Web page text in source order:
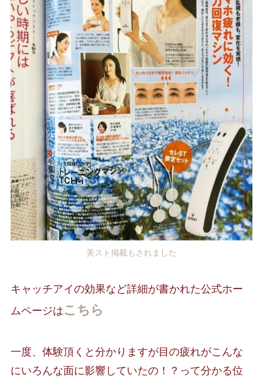
美スト掲載もされました
キャッチアイの効果など詳細が書かれた公式ホー
ムページはこちら
一度、体験頂くと分かりますが目の疲れがこんな
にいろんな面に影響していたの！？って分かる位